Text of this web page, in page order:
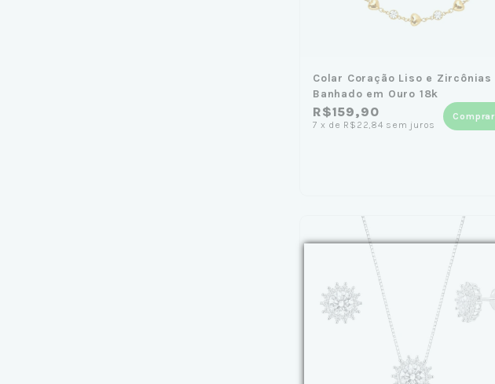
Colar Coração Liso e Zircônias
Banhado em Ouro 18k
R$159,90
7 x de R$22,84 sem juros
Comprar